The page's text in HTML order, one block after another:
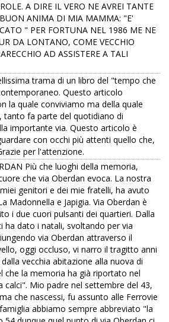
A DIRE IL VERO NE AVREI TANTE
ANIMA DI MIA MAMMA: "E'
" PER FORTUNA NEL 1986 ME NE
DA LONTANO, COME VECCHIO
AD ASSISTERE A TALI
trama di un libro del "tempo che
Questo articolo
la quale conviviamo ma della quale
tanto fa parte del quotidiano di
importante via. Questo articolo è
con occhi più attenti quello che,
per l'attenzione.
Più che luoghi della memoria,
che via Oberdan evoca. La nostra
genitori e dei mie fratelli, ha avuto
Madonnella e Japigia. Via Oberdan è
i due cuori pulsanti dei quartieri. Dalla
ha dato i natali, svoltando per via
via Oberdan attraverso il
oggi occluso, vi narro il tragitto anni
vecchia abitazione alla nuova di
che la memoria ha già riportato nel
calci". Mio padre nel settembre del 43,
che nascessi, fu assunto alle Ferrovie
abbiamo sempre abbreviato "la